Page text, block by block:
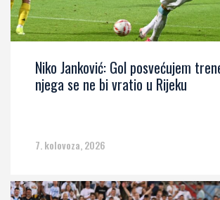
Niko Janković: Gol posvećujem
njega se ne bi vratio u Rijeku
7. kolovoza, 2026